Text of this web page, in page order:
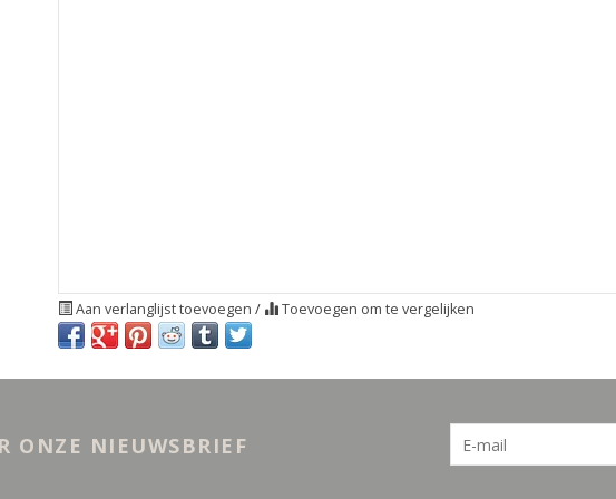
Aan verlanglijst toevoegen / Toevoegen om te vergelijken
ONZE NIEUWSBRIEF